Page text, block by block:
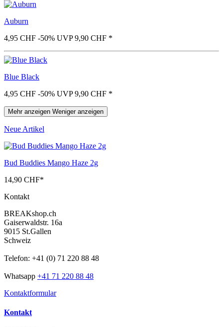
Auburn
4,95 CHF -50% UVP 9,90 CHF *
Blue Black
4,95 CHF -50% UVP 9,90 CHF *
Mehr anzeigen Weniger anzeigen
Neue Artikel
Bud Buddies Mango Haze 2g
14,90 CHF*
Kontakt
BREAKshop.ch
Gaiserwaldstr. 16a
9015 St.Gallen
Schweiz
Telefon: +41 (0) 71 220 88 48
Whatsapp +41 71 220 88 48
Kontaktformular
Kontakt